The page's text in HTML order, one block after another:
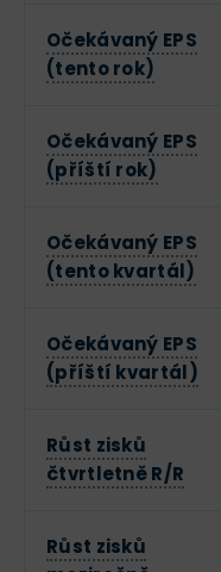
Očekávaný EPS
(tento rok)
Očekávaný EPS
(příští rok)
Očekávaný EPS
(tento kvartál)
Očekávaný EPS
(příští kvartál)
Růst zisků
čtvrtletně R/R
Růst zisků